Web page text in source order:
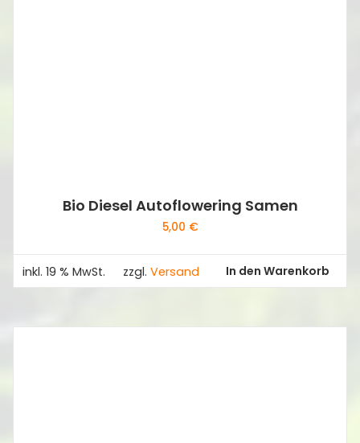
Bio Diesel Autoflowering Samen
5,00 €
inkl. 19 % MwSt. zzgl. Versand In den Warenkorb